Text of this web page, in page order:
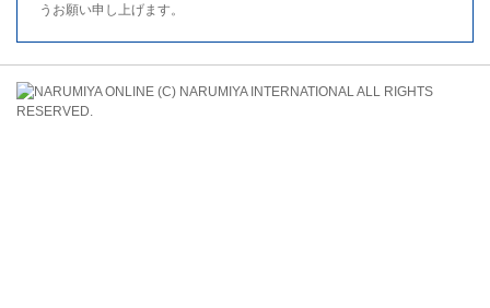
うお願い申し上げます。